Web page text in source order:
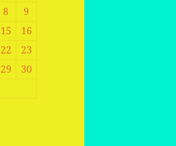
8
9
15
16
22
23
29
30